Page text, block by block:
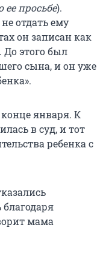
просьбе).
отдать ему
он записан как
До этого был
сына, и он уже
января. К
в суд, и тот
ребенка с
мама